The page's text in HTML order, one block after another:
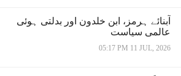
آبنائے ہرمز، ابن خلدون اور بدلتی ہوئی
عالمی سیاست
05:17 PM 11 JUL, 2026